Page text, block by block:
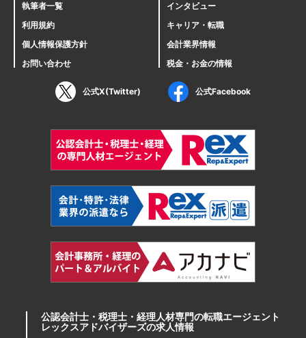
執筆者一覧
利用規約
個人情報保護方針
お問い合わせ
インタビュー
キャリア・転職
会計業界情報
税金・お金の情報
公式X(Twitter) 公式Facebook
公認会計士・税理士・経理人材専門の転職エージェント
レックスアドバイザーズの求人情報